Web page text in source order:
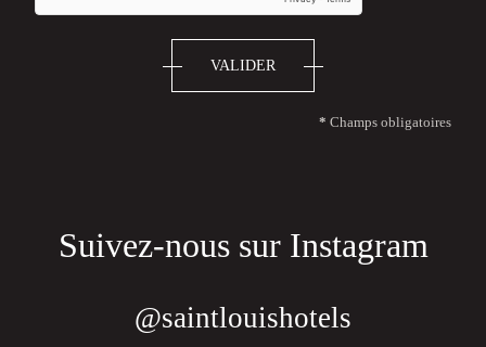
VALIDER
* Champs obligatoires
Suivez-nous sur Instagram
@saintlouishotels